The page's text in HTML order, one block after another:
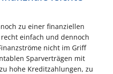
zu einer finanziellen
einfach und dennoch
nicht im Griff
Sparverträgen mit
hohe Kreditzahlungen, zu